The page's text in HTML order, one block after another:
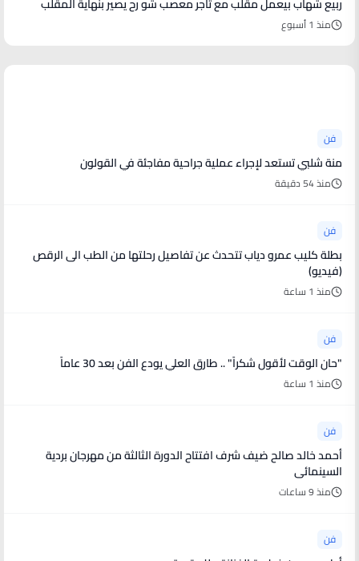
منذ 1 أسبوع
فن
منة شلبي تستعد لإجراء عملية جراحية مفاجئة في القولون
منذ 54 دقيقة
فن
بطلة كليب عمرو دياب تتحدث عن تفاصيل رحلتها من الطب الى الرقص
(فيديو)
منذ 1 ساعة
فن
"حان الوقت لأقول شكراً" .. طارق العلي يودع الفن بعد 30 عاماً
منذ 1 ساعة
فن
أحمد خالد صالح ضيف شرف افتتاح الدورة الثالثة من مهرجان بردية
السينمائى
منذ 9 ساعات
فن